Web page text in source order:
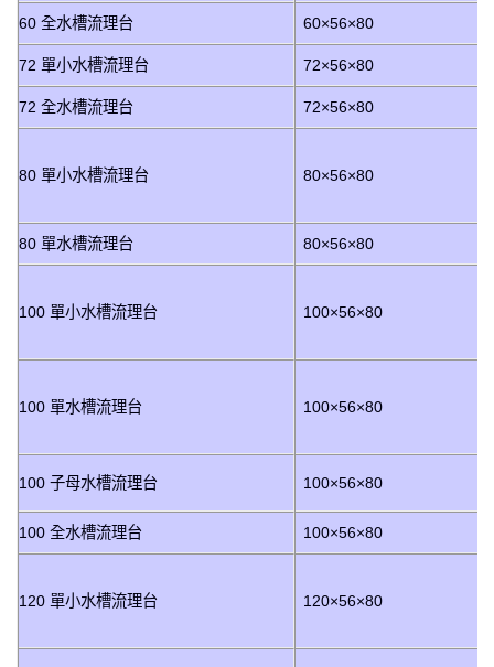
60 全水槽流理台 60×56×80
72 單小水槽流理台 72×56×80
72 全水槽流理台 72×56×80
80 單小水槽流理台 80×56×80
80 單水槽流理台 80×56×80
100 單小水槽流理台 100×56×80
100 單水槽流理台 100×56×80
100 子母水槽流理台 100×56×80
100 全水槽流理台 100×56×80
120 單小水槽流理台 120×56×80